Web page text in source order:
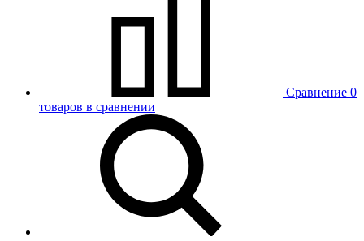
Сравнение 0
товаров в сравнении